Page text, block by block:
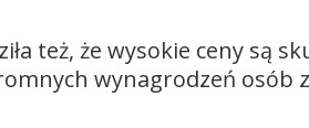
też, że wysokie ceny są
wynagrodzeń osób